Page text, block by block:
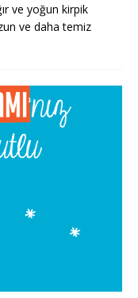
ve yoğun kirpik
ve daha temiz